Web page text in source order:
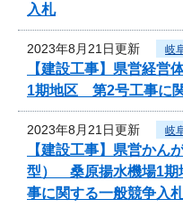
入札
2023年8月21日更新 岐
【建設工事】県営経
1期地区 第2号工事に
2023年8月21日更新 岐
【建設工事】県営かん
型） 桑原揚水機場1
事に関する一般競争入